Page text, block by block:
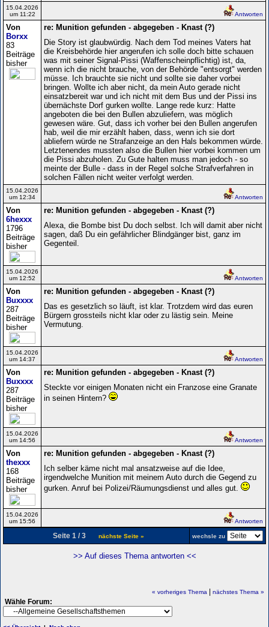
15.04.2026
um 11:22
Antworten
Von
Borxx
83
Beiträge
bisher
re: Munition gefunden - abgegeben - Knast (?)
Die Story ist glaubwürdig. Nach dem Tod meines Vaters hat
die Kreisbehörde hier angerufen ich solle doch bitte schauen
was mit seiner Signal-Pissi (Waffenscheinpflichtig) ist, da,
wenn ich die nicht brauche, von der Behörde "entsorgt" werden
müsse. Ich brauchte sie nicht und sollte sie daher vorbei
bringen. Wollte ich aber nicht, da mein Auto gerade nicht
einsatzbereit war und ich nicht mit dem Bus und der Pissi ins
übernächste Dorf gurken wollte. Lange rede kurz: Hatte
angeboten die bei den Bullen abzuliefern, was möglich
gewesen wäre. Gut, dass ich vorher bei den Bullen angerufen
hab, weil die mir erzählt haben, dass, wenn ich sie dort
abliefern würde ne Strafanzeige an den Hals bekommen würde.
Letztenendes mussten also die Bullen hier vorbei kommen um
die Pissi abzuholen. Zu Gute halten muss man jedoch - so
meinte der Bulle - dass in der Regel solche Strafverfahren in
solchen Fällen nicht weiter verfolgt werden.
15.04.2026
um 12:34
Antworten
Von
6hexxx
1796
Beiträge
bisher
re: Munition gefunden - abgegeben - Knast (?)
Alexa, die Bombe bist Du doch selbst. Ich will damit aber nicht
sagen, daß Du ein gefährlicher Blindgänger bist, ganz im
Gegenteil.
15.04.2026
um 12:52
Antworten
Von
Buxxxx
287
Beiträge
bisher
re: Munition gefunden - abgegeben - Knast (?)
Das es gesetzlich so läuft, ist klar. Trotzdem wird das euren
Bürgern grossteils nicht klar oder zu lästig sein. Meine
Vermutung.
15.04.2026
um 14:37
Antworten
Von
Buxxxx
287
Beiträge
bisher
re: Munition gefunden - abgegeben - Knast (?)
Steckte vor einigen Monaten nicht ein Franzose eine Granate
in seinen Hintern?
15.04.2026
um 14:56
Antworten
Von
thexxx
168
Beiträge
bisher
re: Munition gefunden - abgegeben - Knast (?)
Ich selber käme nicht mal ansatzweise auf die Idee,
irgendwelche Munition mit meinem Auto durch die Gegend zu
gurken. Anruf bei Polizei/Räumungsdienst und alles gut.
15.04.2026
um 15:56
Antworten
Seite 1 / 3 nächste Seite » wechsle zu
>> Auf dieses Thema antworten <<
« vorheriges Thema nächstes Thema »
Wähle Forum: